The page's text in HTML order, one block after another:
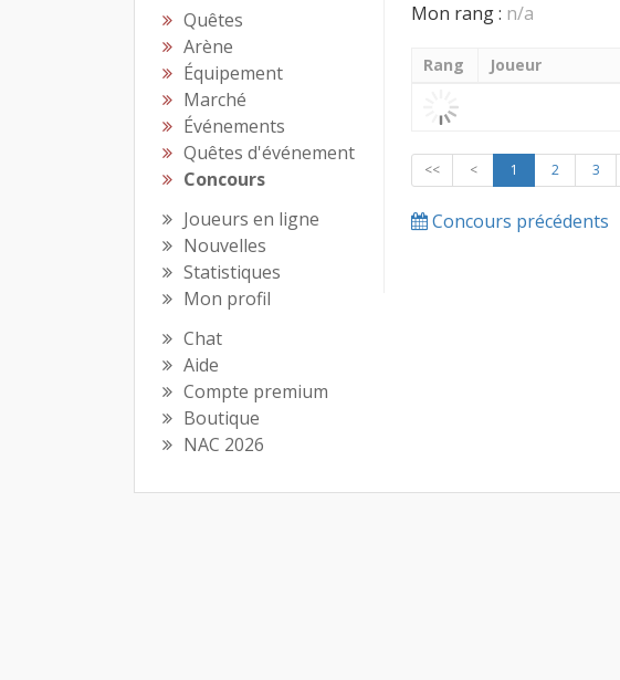
Quêtes
Arène
Équipement
Marché
Événements
Quêtes d'événement
Concours
Joueurs en ligne
Nouvelles
Statistiques
Mon profil
Chat
Aide
Compte premium
Boutique
NAC 2026
Mon rang : n/a
Rang Joueur
<< < 1 2 3
Concours précédents